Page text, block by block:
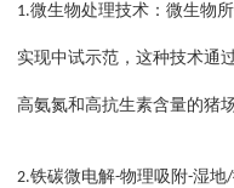
1.微生物处理技术：微生物
实现中试示范，这种技术通
高氨氮和高抗生素含量的猪场
2.铁碳微电解-物理吸附-湿地/